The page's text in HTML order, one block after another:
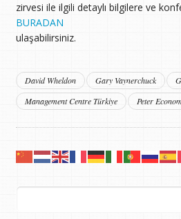
zirvesi ile ilgili detaylı bilgilere ve
BURADAN
ulaşabilirsiniz.
David Wheldon Gary Vaynerchuck
Management Centre Türkiye
Peter
Arama: